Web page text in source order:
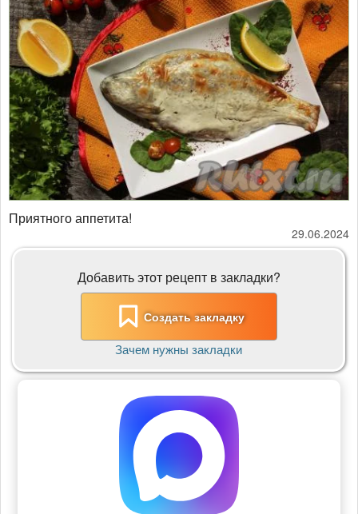
Приятного аппетита!
29.06.2024
Добавить этот рецепт в закладки?
Создать закладку
Зачем нужны закладки